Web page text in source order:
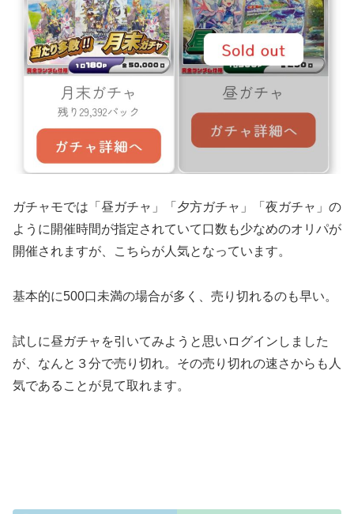
ガチャモでは「昼ガチャ」「夕方ガチャ」「夜ガチャ」の
ように開催時間が指定されていて口数も少なめのオリパが
開催されますが、こちらが人気となっています。
基本的に500口未満の場合が多く、売り切れるのも早い。
試しに昼ガチャを引いてみようと思いログインしました
が、なんと３分で売り切れ。その売り切れの速さからも人
気であることが見て取れます。